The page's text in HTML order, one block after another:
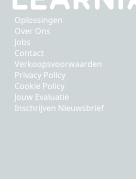
Oplossingen
Over Ons
Jobs
Contact
Verkoopsvoorwaarden
Privacy Policy
Cookie Policy
Jouw Evaluatie
Inschrijven Nieuwsbrief